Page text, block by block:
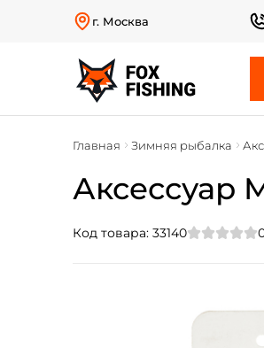
г. Москва
Главная Зимняя рыбалка
Аксессуар
Код товара: 33140